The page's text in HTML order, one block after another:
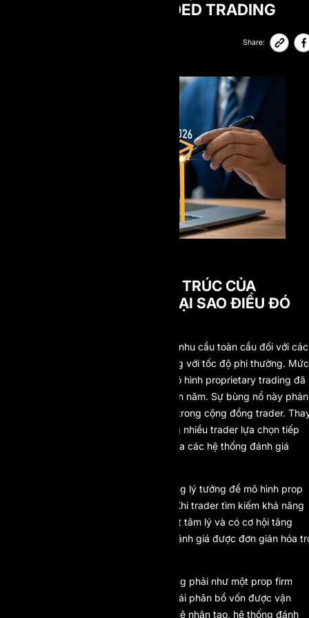
TƯƠNG LAI CỦA FUNDED TRADING
Share:
SỰ TĂNG TRƯỞNG CẤU TRÚC CỦA
FUNDED TRADING VÀ TẠI SAO ĐIỀU ĐÓ
Trong giai đoạn từ 2020 đến 2024, nhu cầu toàn cầu đối với các
cơ hội funded trading đã tăng trưởng với tốc độ phi thường. Mức
độ quan tâm tìm kiếm đối với các mô hình proprietary trading đã
tăng hơn 4.000% chỉ trong vòng bốn năm. Sự bùng nổ này phản
ánh một sự chuyển dịch hành vi lớn trong cộng đồng trader.
vì mạo hiểm vốn cá nhân, ngày càng nhiều trader lựa chọn tiếp
cận nguồn vốn có cấu trúc thông qua các hệ thống đánh giá
Xu hướng vĩ mô này tạo ra môi trường lý tưởng để mô hình prop
phát triển mạnh mẽ. Khi trader tìm kiếm khả năng
tiếp cận vốn nhanh hơn, giảm ma sát tâm lý và có cơ hội tăng
trưởng vốn minh bạch, các khung đánh giá được đơn giản hóa
AI Prop bước vào bối cảnh này không phải như một prop firm
truyền thống, mà như một hệ sinh thái phân bổ vốn được vận
hành bằng công nghệ, tích hợp trí tuệ nhân tạo, hệ thống đánh